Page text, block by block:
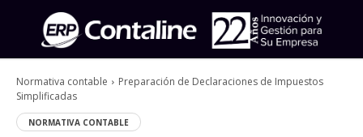
Normativa contable
Preparación de Declaraciones de Impuestos
Simplificadas
NORMATIVA CONTABLE